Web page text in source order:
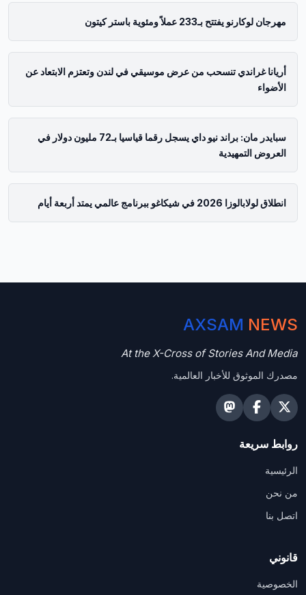
مهرجان لوكارنو يفتتح بـ233 عملاً ومئوية باستر كيتون
أريانا غراندي تنسحب من عرض موسيقي في لندن وتعتزم الابتعاد عن
الأضواء
سبايدر مان: براند نيو داي يسجل رقما قياسيا بـ72 مليون دولار في
العروض التمهيدية
انطلاق لولابالوزا 2026 في شيكاغو ببرنامج عالمي يمتد أربعة أيام
AXSAM NEWS
At the X-Cross of Stories And Media
مصدرك الموثوق للأخبار العالمية.
روابط سريعة
الرئيسية
من نحن
اتصل بنا
قانوني
الخصوصية